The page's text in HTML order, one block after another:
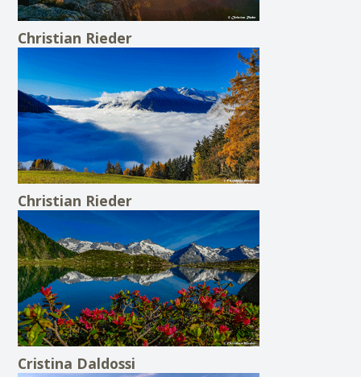
Christian Rieder
Christian Rieder
Cristina Daldossi